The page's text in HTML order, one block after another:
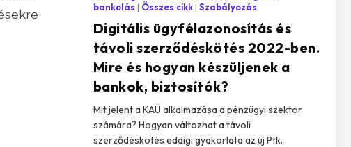
Digitális ügyfélazonosítás és
távoli szerződéskötés 2022-ben.
Mire és hogyan készüljenek a
bankok, biztosítók?
bankolás
Összes cikk Szabályozás
Mit jelent a KAÜ alkalmazása a pénzügyi szektor
számára? Hogyan változhat a távoli
szerződéskötés eddigi gyakorlata az új Ptk.